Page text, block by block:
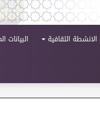
الانشطة الثقافية البيانات